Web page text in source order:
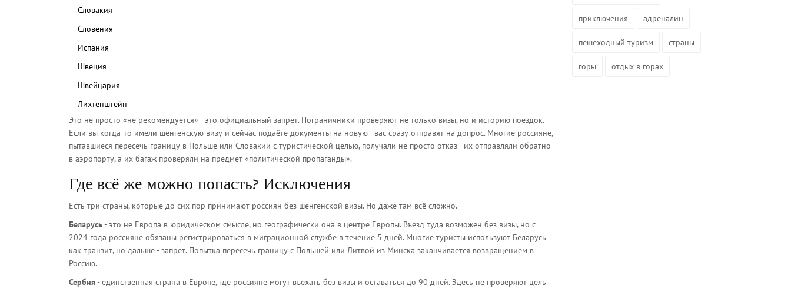
Словакия
Словения
Испания
Швеция
Швейцария
Лихтенштейн
Это не просто «не рекомендуется» - это официальный запрет. Пограничники проверяют не только визы, но и историю поездок.
Если вы когда-то имели шенгенскую визу и сейчас подаёте документы на новую - вас сразу отправят на допрос. Многие россияне,
пытавшиеся пересечь границу в Польше или Словакии с туристической целью, получали не просто отказ - их отправляли обратно
в аэропорту, а их багаж проверяли на предмет «политической пропаганды».
Где всё же можно попасть? Исключения
Есть три страны, которые до сих пор принимают россиян без шенгенской визы. Но даже там всё сложно.
Беларусь- это не Европа в юридическом смысле, но географически она в центре Европы. Въезд туда возможен без визы, но с
2024 года россияне обязаны регистрироваться в миграционной службе в течение 5 дней. Многие туристы используют Беларусь
как транзит, но дальше - запрет. Попытка пересечь границу с Польшей или Литвой из Минска заканчивается возвращением в
Россию.
Сербия- единственная страна в Европе, где россияне могут въехать без визы и оставаться до 90 дней. Здесь не проверяют цель
приключения адреналин
пешеходный туризм страны
горы отдых в горах